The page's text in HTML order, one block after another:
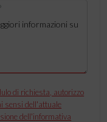
di richiesta, autorizzo
sensi dell'attuale
dell'informativa